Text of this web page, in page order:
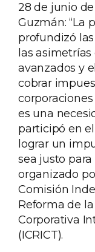
28 de junio de
Guzmán: “La
profundizó
las
avanzados y
cobrar
es una
participó en
lograr un
sea justo para
organizado
Comisión
Reforma de
Corporativa
(ICRICT).